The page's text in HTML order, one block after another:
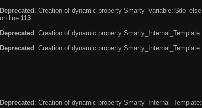
Deprecated : Creation of dynamic property
on line 113
Deprecated : Creation of dynamic property
Deprecated : Creation of dynamic property
Deprecated: Creation of dynamic property